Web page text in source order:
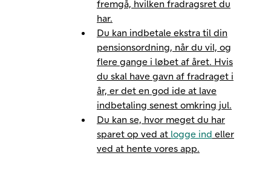
fremgå, hvilken fradragsret du
har.
Du kan indbetale ekstra til din
pensionsordning, når du vil, og
flere gange i løbet af året. Hvis
du skal have gavn af fradraget i
år, er det en god ide at lave
indbetaling senest omkring jul.
Du kan se, hvor meget du har
sparet op ved at logge ind eller
ved at hente vores app.